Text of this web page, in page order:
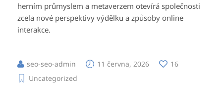
herním průmyslem a metaverzem otevírá společnosti
zcela nové perspektivy výdělku a způsoby online
interakce.
seo-seo-admin 11 června, 2026
16
Uncategorized